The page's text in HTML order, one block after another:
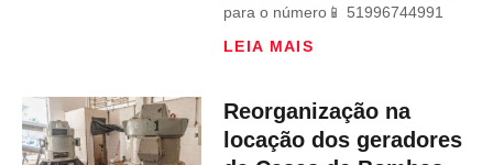
para o número📱 51996744991
LEIA MAIS
Reorganização na
locação dos geradores